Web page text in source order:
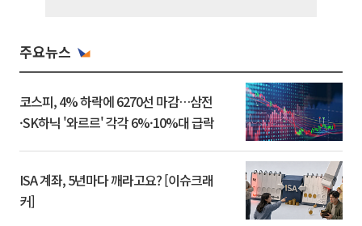
주요뉴스
코스피, 4% 하락에 6270선 마감…삼전
·SK하닉 '와르르' 각각 6%·10%대 급락
ISA 계좌, 5년마다 깨라고요? [이슈크래
커]